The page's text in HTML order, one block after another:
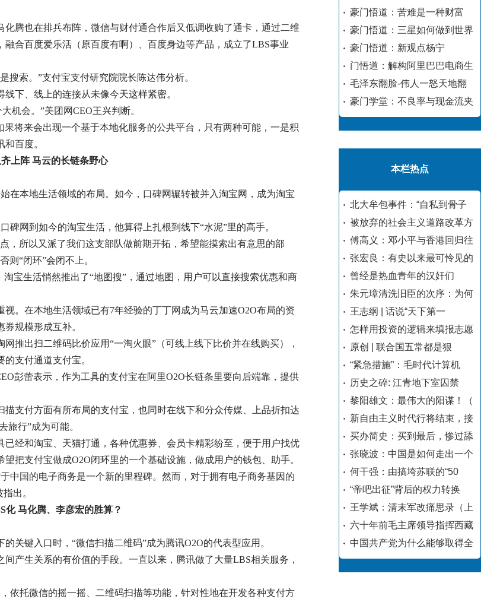
腾也在排兵布阵，微信与财付通合作后又低调收购了通卡，通过二维
合百度爱乐活（原百度有啊）、百度身边等产品，成立了LBS事业
搜索。”支付宝支付研究院院长陈达伟分析。
下、线上的连接从未像今天这样紧密。
机会。”美团网CEO王兴判断。
将来会出现一个基于本地化服务的公共平台，只有两种可能，一是积
百度。
上阵 马云的长链条野心
在本地生活领域的布局。如今，口碑网辗转被并入淘宝网，成为淘宝
网到如今的淘宝生活，他算得上扎根到线下“水泥”里的高手。
，所以又派了我们这支部队做前期开拓，希望能摸索出有意思的部
则“闭环”会闭不上。
宝生活悄然推出了“地图搜”，通过地图，用户可以直接搜索优惠和商
。在本地生活领域已有7年经验的丁丁网成为马云加速O2O布局的资
规模形成互补。
推出扫二维码比价应用“一淘火眼”（可线上线下比价并在线购买），
支付通道支付宝。
彭蕾表示，作为工具的支付宝在阿里O2O长链条里要向后端靠，提供
支付方面有所布局的支付宝，也同时在线下和分众传媒、上品折扣达
旅行”成为可能。
经和淘宝、天猫打通，各种优惠券、会员卡精彩纷至，便于用户找优
把支付宝做成O2O闭环里的一个基础设施，做成用户的钱包、助手。
中国的电子商务是一个新的里程碑。然而，对于拥有电子商务基因的
出。
化 马化腾、李彦宏的胜算？
关键入口时，“微信扫描二维码”成为腾讯O2O的代表型应用。
产生关系的有价值的手段。一直以来，腾讯做了大量LBS相关服务，
依托微信的摇一摇、二维码扫描等功能，针对性地在开发各种支付方
豪门悟道：苦难是一种财富
豪门悟道：三星如何做到世界
豪门悟道：新观点杨宁
门悟道：解构阿里巴巴电商生
毛泽东翻脸-伟人一怒天地翻
豪门学堂：不良率与现金流夹
本栏热点
北大牟包事件：“自私到骨子
被放弃的社会主义道路改革方
傅高义：邓小平与香港回归往
张宏良：有史以来最可怜见的
曾经是热血青年的汉奸们
朱元璋清洗旧臣的次序：为何
王志纲 | 话说“天下第一
怎样用投资的逻辑来填报志愿
原创 | 联合国五常都是狠
“紧急措施”：毛时代计算机
历史之碎: 江青地下室囚禁
黎阳雄文：最伟大的阳谋！（
新自由主义时代行将结束，接
买办简史：买到最后，惨过舔
张晓波：中国是如何走出一个
何干强：由搞垮苏联的“50
“帝吧出征”背后的权力转换
王学斌：清末军改痛思录（上
六十年前毛主席领导指挥西藏
中国共产党为什么能够取得全